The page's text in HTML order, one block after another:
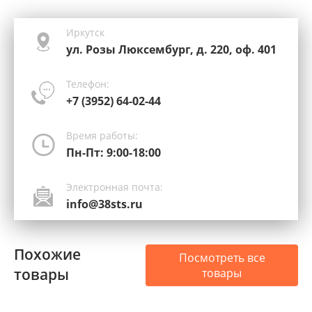
Иркутск
ул. Розы Люксембург, д. 220, оф. 401
Телефон:
+7 (3952) 64-02-44
Время работы:
Пн-Пт: 9:00-18:00
Электронная почта:
info@38sts.ru
Похожие
товары
Посмотреть все
товары